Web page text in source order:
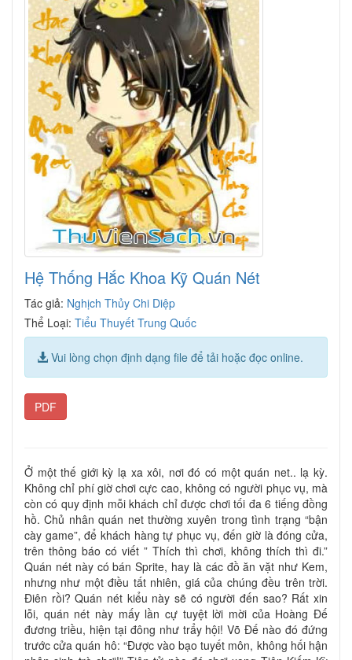
Hệ Thống Hắc Khoa Kỹ Quán Nét
Tác giả: Nghịch Thủy Chi Diệp
Thể Loại: Tiểu Thuyết Trung Quốc
Vui lòng chọn định dạng file để tải hoặc đọc online.
PDF
Ở một thế giới kỳ lạ xa xôi, nơi đó có một quán net.. lạ kỳ.
Không chỉ phí giờ chơi cực cao, không có người phục vụ, mà
còn có quy định mỗi khách chỉ được chơi tối đa 6 tiếng đồng
hồ. Chủ nhân quán net thường xuyên trong tình trạng “bận
cày game”, để khách hàng tự phục vụ, đến giờ là đóng cửa,
trên thông báo có viết ” Thích thì chơi, không thích thì đi.”
Quán nét này có bán Sprite, hay là các đồ ăn vặt như Kem,
nhưng như một điều tất nhiên, giá của chúng đều trên trời.
Điên rồi? Quán nét kiểu này sẽ có người đến sao? Rất xin
lỗi, quán nét này mấy lần cự tuyệt lời mời của Hoàng Đế
đương triều, hiện tại đông như trẩy hội! Võ Đế nào đó đứng
trước cửa quán hô: “Được vào bạo tuyết môn, không hối hận